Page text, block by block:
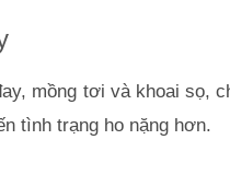
mồng tơi và khoai sọ,
tình trạng ho nặng hơn.